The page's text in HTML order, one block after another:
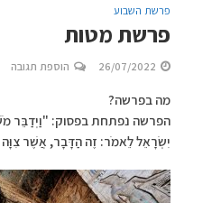
פרשת השבוע
פרשת מטות
26/07/2022 הוספת תגובה
מה בפרשה?
הפרשה נפתחת בפסוק: "וַיְדַבֵּר
יִשְׂרָאֵל לֵאמֹר: זֶה הַדָּבָר, אֲשֶׁר צִוָּה